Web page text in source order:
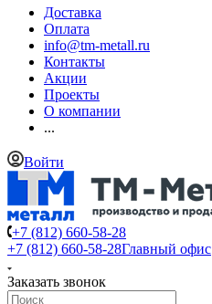
Доставка
Оплата
info@tm-metall.ru
Контакты
Акции
Проекты
О компании
...
Войти
+7 (812) 660-58-28
+7 (812) 660-58-28Главный офис
Заказать звонок